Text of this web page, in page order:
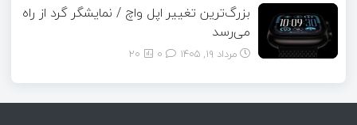
بزرگ‌ترین تغییر اپل واچ / نمایشگر گرد از راه
می‌رسد
مرداد ۱۹, ۱۴۰۵ 20